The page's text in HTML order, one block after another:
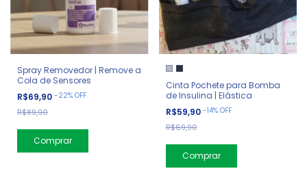
Spray Removedor | Remove a
Cola de Sensores
R$69,90 -22% OFF
R$89,90
Cinta Pochete para Bomba
de Insulina | Elástica
R$59,90 -14% OFF
R$69,90
Comprar